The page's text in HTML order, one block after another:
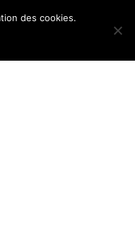
des cookies.